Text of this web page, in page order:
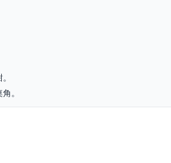
。
晨给了自己一个小小的开始，它不吵、不